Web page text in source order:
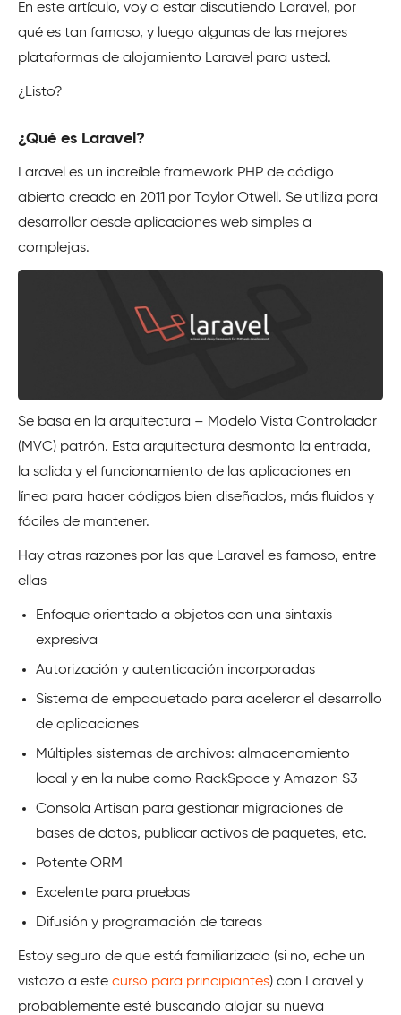
En este artículo, voy a estar discutiendo Laravel, por
qué es tan famoso, y luego algunas de las mejores
plataformas de alojamiento Laravel para usted.
¿Listo?
¿Qué es Laravel?
Laravel es un increíble framework PHP de código
abierto creado en 2011 por Taylor Otwell. Se utiliza para
desarrollar desde aplicaciones web simples a
complejas.
Se basa en la arquitectura – Modelo Vista Controlador
(MVC) patrón. Esta arquitectura desmonta la entrada,
la salida y el funcionamiento de las aplicaciones en
línea para hacer códigos bien diseñados, más fluidos y
fáciles de mantener.
Hay otras razones por las que Laravel es famoso, entre
ellas
Enfoque orientado a objetos con una sintaxis
expresiva
Autorización y autenticación incorporadas
Sistema de empaquetado para acelerar el desarrollo
de aplicaciones
Múltiples sistemas de archivos: almacenamiento
local y en la nube como RackSpace y Amazon S3
Consola Artisan para gestionar migraciones de
bases de datos, publicar activos de paquetes, etc.
Potente ORM
Excelente para pruebas
Difusión y programación de tareas
Estoy seguro de que está familiarizado (si no, eche un
vistazo a este curso para principiantes) con Laravel y
probablemente esté buscando alojar su nueva